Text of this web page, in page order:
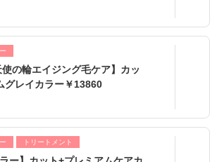
使の輪エイジング毛ケア】カッ
グレイカラー￥13860
トリートメント